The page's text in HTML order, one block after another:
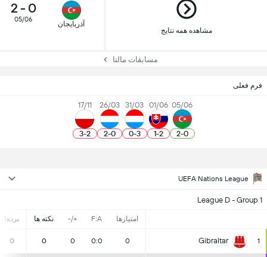
مشاهده همه نتایج
آذربایجان
0
-
2
05/06
مسابقات مالتا
فرم فعلی
05/06
0
-
2
01/06
2
-
1
31/03
3
-
0
26/03
0
-
2
17/11
2
-
3
UEFA Nations League
League D - Group 1
امتیازها F:A
+/- نکته ها بردها
1
Gibraltar
0
0:0
0
0
0